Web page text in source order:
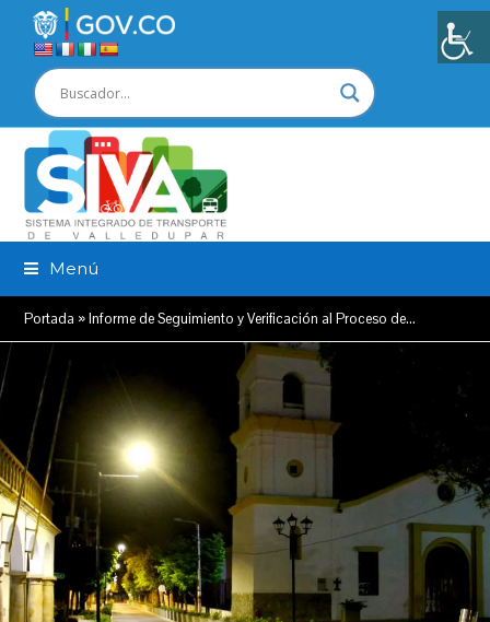
Menú
Portada »Informe de Seguimiento y Verificación al Proceso de…